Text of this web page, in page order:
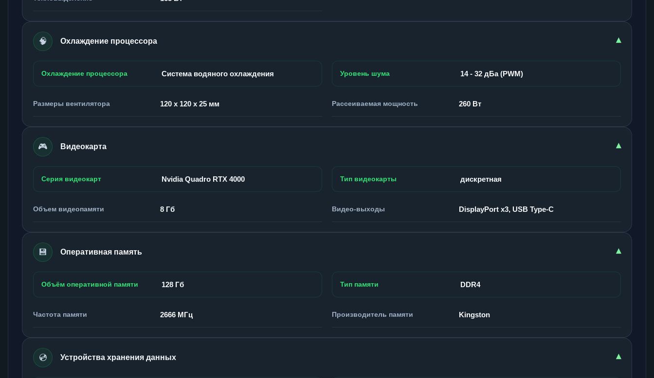
🧠 Охлаждение процессора ▾
Охлаждение процессора Система водяного охлаждения Уровень шума 14 - 32 дБа (PWM)
Размеры вентилятора 120 x 120 x 25 мм Рассеиваемая мощность 260 Вт
🎮 Видеокарта ▾
Серия видеокарт Nvidia Quadro RTX 4000 Тип видеокарты дискретная
Объем видеопамяти 8 Гб Видео-выходы DisplayPort x3, USB Type-C
💾 Оперативная память ▾
Объём оперативной памяти 128 Гб Тип памяти DDR4
Частота памяти 2666 МГц Производитель памяти Kingston
💿 Устройства хранения данных ▾